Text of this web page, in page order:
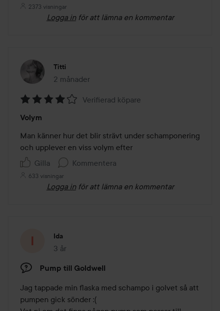
2373 visningar
Logga in för att lämna en kommentar
Titti
2 månader
Inlägget skapades 2 månader
4
av
5
Verifierad köpare
Volym
Man känner hur det blir strävt under schamponering
och upplever en viss volym efter
Gilla
Kommentera
633 visningar
Logga in för att lämna en kommentar
Ida
3 år
Inlägget skapades 3 år
Pump till Goldwell
Jag tappade min flaska med schampo i golvet så att
pumpen gick sönder :(